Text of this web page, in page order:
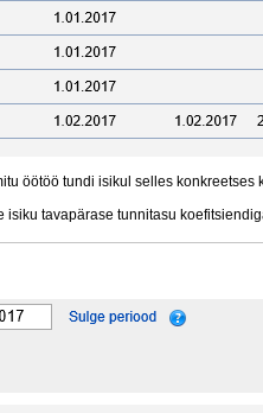
öötöö tundi isikul selles
isiku tavapärase tunnitasu